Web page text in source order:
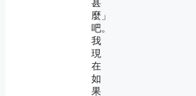
甚
麼」
吧。
我
現
在
如
果